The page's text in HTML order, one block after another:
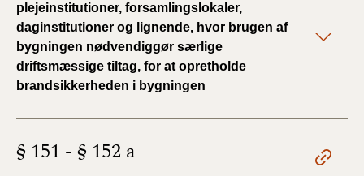
plejeinstitutioner, forsamlingslokaler,
daginstitutioner og lignende, hvor brugen af
bygningen nødvendiggør særlige
driftsmæssige tiltag, for at opretholde
brandsikkerheden i bygningen
§ 151 - § 152 a